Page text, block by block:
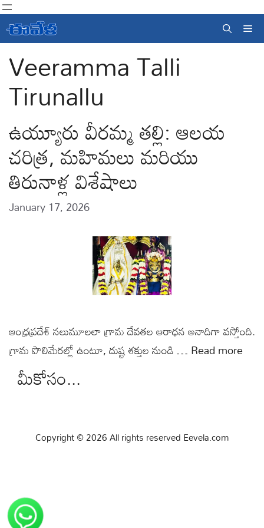
Skip
to
content
Veeramma Talli
Tirunallu
ఉయ్యూరు వీరమ్మ తల్లి: ఆలయ
చరిత్ర, మహిమలు మరియు
తిరునాళ్ల విశేషాలు
January 17, 2026
ఆంధ్రప్రదేశ్ నలుమూలలా గ్రామ దేవతల ఆరాధన అనాదిగా వస్తోంది.
గ్రామ పొలిమేరల్లో ఉంటూ, దుష్ట శక్తుల నుండి …Read more
మీకోసం...
Copyright © 2026 All rights reserved Eevela.com